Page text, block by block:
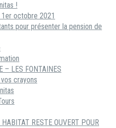
!
octobre 2021
pour présenter la pension de
– LES FONTAINES
crayons
RESTE OUVERT POUR